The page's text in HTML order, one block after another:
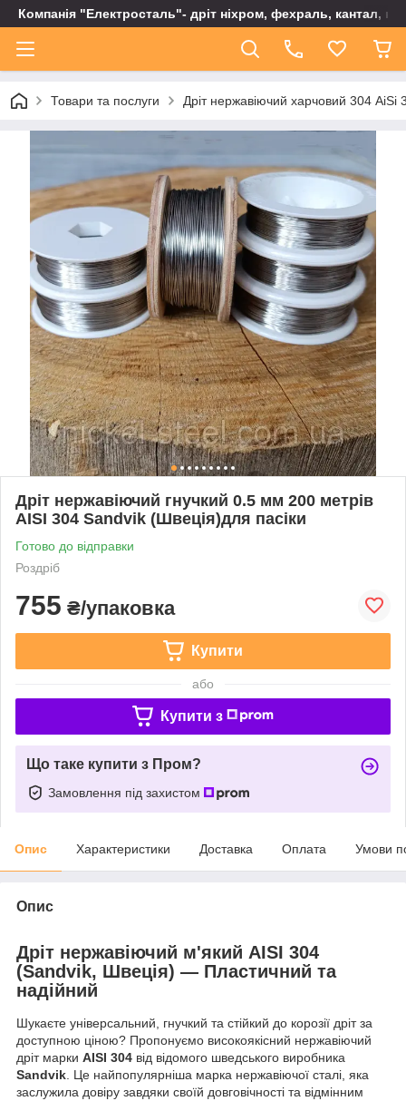
Компанія "Електросталь"- дріт ніхром, фехраль, кантал,
Товари та послуги Дріт нержавіючий харчовий 304 AiSi
Дріт нержавіючий гнучкий 0.5 мм 200 метрів
AISI 304 Sandvik (Швеція)для пасіки
Готово до відправки
Роздріб
755 ₴/упаковка
Купити
або
Купити з
Що таке купити з Пром?
Замовлення під захистом
Опис Характеристики Доставка Оплата Умови
Опис
Дріт нержавіючий м'який AISI 304
(Sandvik, Швеція) — Пластичний та
надійний
Шукаєте універсальний, гнучкий та стійкий до корозії дріт за
доступною ціною? Пропонуємо високоякісний нержавіючий
дріт марки AISI 304 від відомого шведського виробника
Sandvik . Це найпопулярніша марка нержавіючої сталі, яка
заслужила довіру завдяки своїй довговічності та відмінним